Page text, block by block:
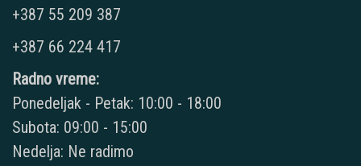
+387 55 209 387
+387 66 224 417
Radno vreme:
Ponedeljak - Petak: 10:00 - 18:00
Subota: 09:00 - 15:00
Nedelja: Ne radimo